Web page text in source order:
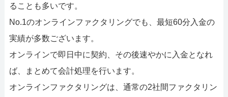
ることも多いです。
No.1のオンラインファクタリングでも、最短60分入金の
実績が多数ございます。
オンラインで即日中に契約、その後速やかに入金となれ
ば、まとめて会計処理を行います。
オンラインファクタリングは、通常の2社間ファクタリン